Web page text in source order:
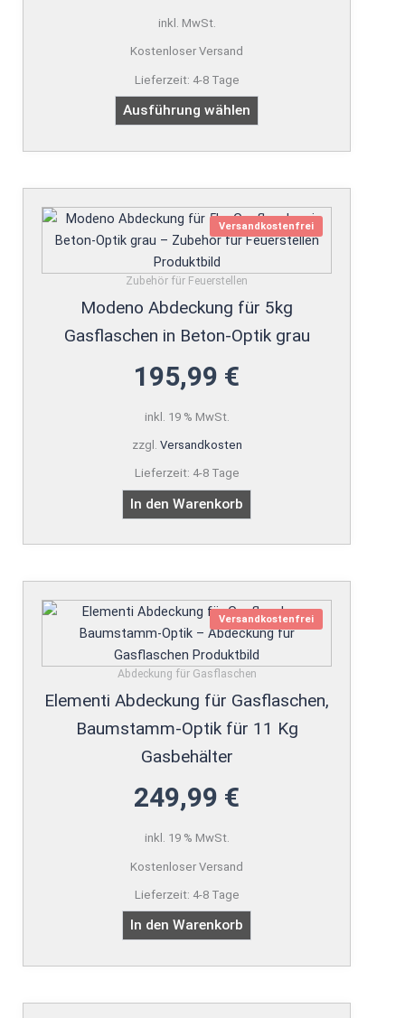
inkl. MwSt.
Kostenloser Versand
Lieferzeit: 4-8 Tage
Ausführung wählen
Versandkostenfrei
Zubehör für Feuerstellen
Modeno Abdeckung für 5kg
Gasflaschen in Beton-Optik grau
195,99 €
inkl. 19 % MwSt.
zzgl. Versandkosten
Lieferzeit: 4-8 Tage
In den Warenkorb
Versandkostenfrei
Abdeckung für Gasflaschen
Elementi Abdeckung für Gasflaschen,
Baumstamm-Optik für 11 Kg
Gasbehälter
249,99 €
inkl. 19 % MwSt.
Kostenloser Versand
Lieferzeit: 4-8 Tage
In den Warenkorb